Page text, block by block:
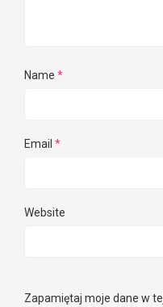
Name *
Email *
Website
Zapamiętaj moje dane w